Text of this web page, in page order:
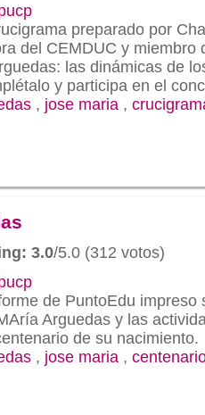
preparado por
del CEMDUC y miembro
las dinámicas de
y participa en el
, jose maria ,
3.0/5.0 (312 votos)
de PuntoEdu impreso
Arguedas y las
de su nacimiento.
, jose maria ,